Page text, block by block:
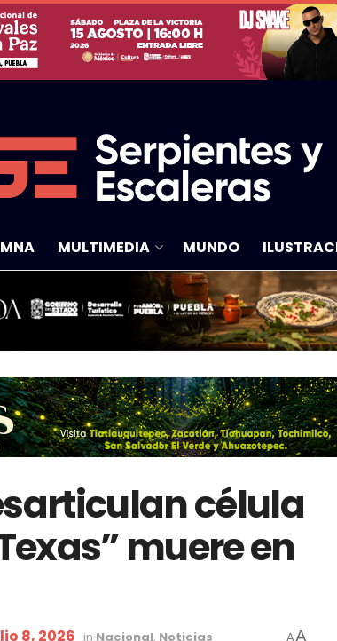
MULTIMEDIA MUNDO
célula
muere en
8, 2026 in Nacional, Noticias AA